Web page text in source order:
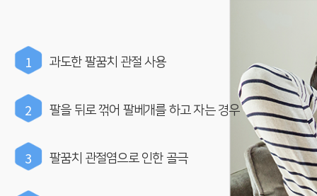
1 과도한 팔꿈치 관절 사용
2 팔을 뒤로 꺾어 팔베개를 하고 자는 경우
3 팔꿈치 관절염으로 인한 골극